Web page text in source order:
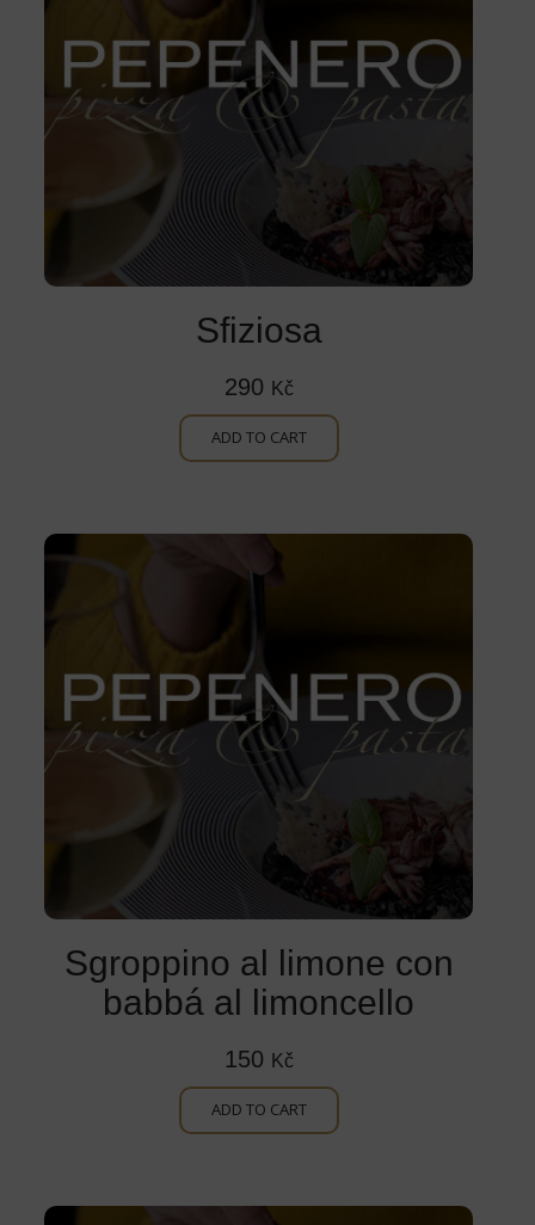
Sfiziosa
290 Kč
ADD TO CART
Sgroppino al limone con
babbá al limoncello
150 Kč
ADD TO CART